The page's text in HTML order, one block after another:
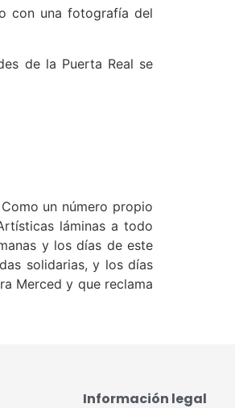
con una fotografía del
de la Puerta Real se
un número propio
láminas a todo
y los días de este
solidarias, y los días
Merced y que reclama
Información legal